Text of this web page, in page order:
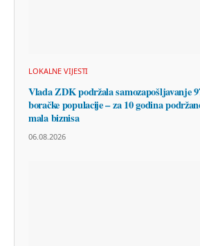
LOKALNE VIJESTI
Vlada ZDK podržala samozapošljavanje
boračke populacije – za 10 godina
mala biznisa
06.08.2026